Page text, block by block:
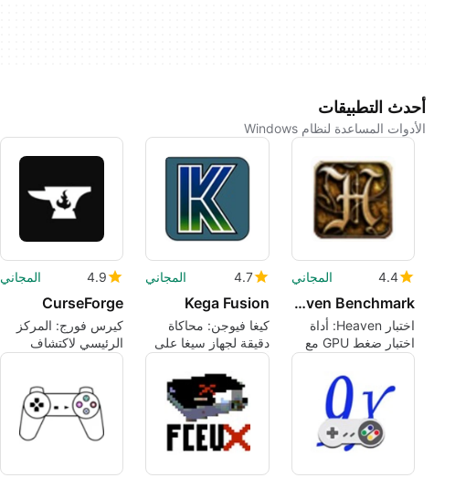
أحدث التطبيقات
الأدوات المساعدة لنظام Windows
4.4 المجاني
Heaven Benchmark
اختبار Heaven: أداة
اختبار ضغط GPU مع
مرئيات ستيمبانك
4.7 المجاني
Kega Fusion
كيغا فيوجن: محاكاة
دقيقة لجهاز سيغا على
أجهزة ويندوز
4.9 المجاني
CurseForge
كيرس فورج: المركز
الرئيسي لاكتشاف
وتثبيت تعديلات